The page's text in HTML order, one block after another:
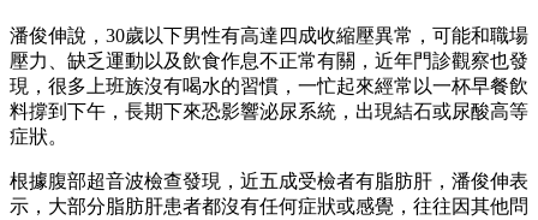
潘俊伸說，30歲以下男性有高達四成收縮壓異常，可能和職場
壓力、缺乏運動以及飲食作息不正常有關，近年門診觀察也發
現，很多上班族沒有喝水的習慣，一忙起來經常以一杯早餐飲
料撐到下午，長期下來恐影響泌尿系統，出現結石或尿酸高等
症狀。
根據腹部超音波檢查發現，近五成受檢者有脂肪肝，潘俊伸表
示，大部分脂肪肝患者都沒有任何症狀或感覺，往往因其他問